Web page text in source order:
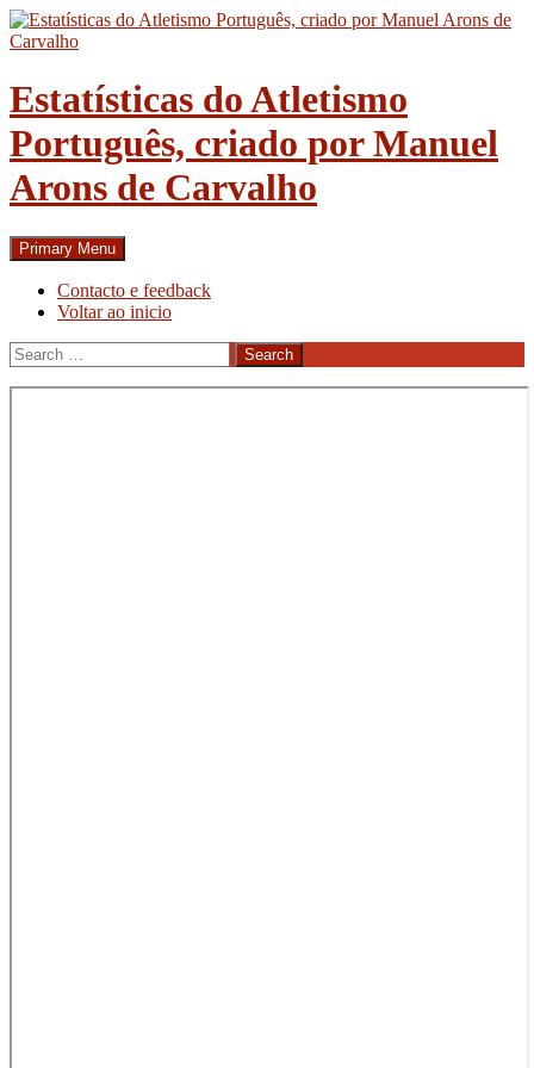
Skip
to
Estatísticas do Atletismo
Português, criado por Manuel
Arons de Carvalho
Search
Primary Menu
Contacto e feedback
Voltar ao inicio
Search
for: